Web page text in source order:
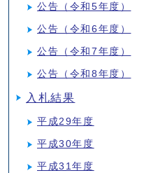
公告（令和5年度）
公告（令和6年度）
公告（令和7年度）
公告（令和8年度）
入札結果
平成29年度
平成30年度
平成31年度